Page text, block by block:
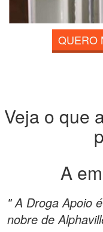
QUERO
Veja o que
A
" A Droga Apoio
nobre de